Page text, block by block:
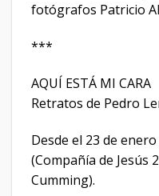
fotógrafos Patricio
***
AQUÍ ESTÁ MI CARA
Retratos de Pedro
Desde el 23 de
(Compañía de Jesús
Cumming).